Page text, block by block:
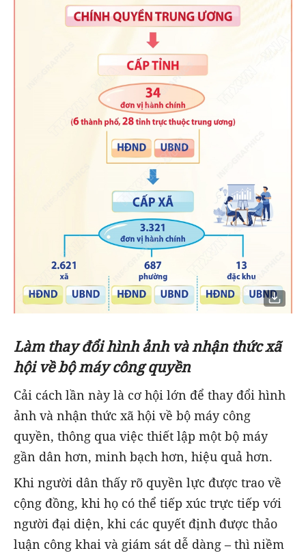
Làm thay đổi hình ảnh và nhận thức xã
hội về bộ máy công quyền
Cải cách lần này là cơ hội lớn để thay đổi hình
ảnh và nhận thức xã hội về bộ máy công
quyền, thông qua việc thiết lập một bộ máy
gần dân hơn, minh bạch hơn, hiệu quả hơn.
Khi người dân thấy rõ quyền lực được trao về
cộng đồng, khi họ có thể tiếp xúc trực tiếp với
người đại diện, khi các quyết định được thảo
luận công khai và giám sát dễ dàng – thì niềm